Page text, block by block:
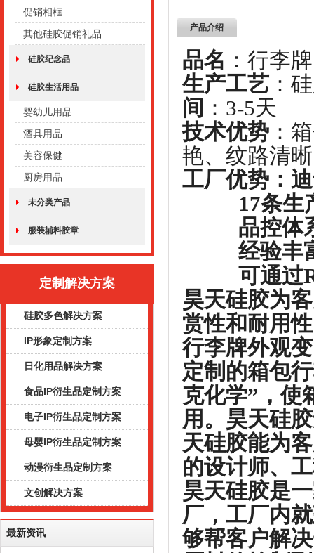
促销相框
其他硅胶促销礼品
硅胶纪念品
硅胶生活用品
婴幼儿用品
酒具用品
美容保健
厨房用品
未分类产品
服装辅料胶章
定制解决方案
硅胶多色解决方案
IP形象定制方案
日化用品解决方案
食品IP衍生品定制方案
电子IP衍生品定制方案
母婴IP衍生品定制方案
动漫衍生品定制方案
文创解决方案
最新资讯
产品介绍
品名 ：
生产工艺 ：
间 ：3-5天
技术优势 ：
艳、纹路清
工厂优势：
17条生产
品控体系
经验丰富
可通过
昊天硅胶为
赏性和耐用
行李牌外观
定制的箱包
克化学”，使
用。 昊天硅
天硅胶能为
的设计师、
昊天硅胶是
厂，工厂内
够帮客户解